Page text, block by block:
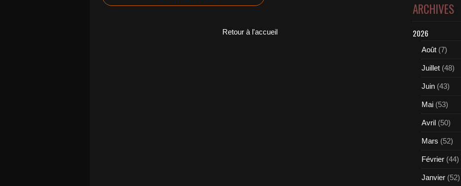
Retour à l'accueil
ARCHIVES
2026
Août (7)
Juillet (48)
Juin (43)
Mai (53)
Avril (50)
Mars (52)
Février (44)
Janvier (52)